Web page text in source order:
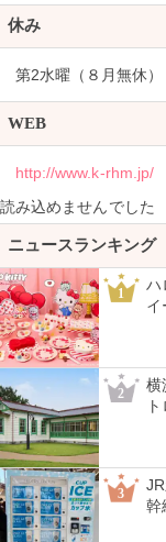
休み
第2水曜（８月無休）
WEB
http://www.k-rhm.jp/
読み込めませんでした
ニュースランキング
1
ハ
イ
2
横
3
幹